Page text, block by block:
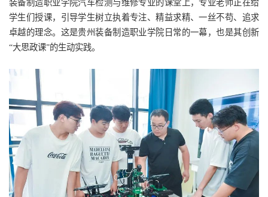
装备制造职业学院汽车检测与维修专业的课堂上，专业老师正在给
学生们授课，引导学生树立执着专注、精益求精、一丝不苟、追求
卓越的理念。这是贵州装备制造职业学院日常的一幕，也是其创新
“大思政课”的生动实践。